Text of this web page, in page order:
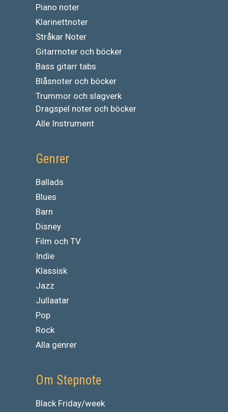
Piano noter
Klarinettnoter
Stråkar Noter
Gitarrnoter och böcker
Bass gitarr tabs
Blåsnoter och böcker
Trummor och slagverk
Dragspel noter och böcker
Alle Instrument
Genrer
Ballads
Blues
Barn
Disney
Film och TV
Indie
Klassisk
Jazz
Jullaatar
Pop
Rock
Alla genrer
Om Stepnote
Black Friday/week